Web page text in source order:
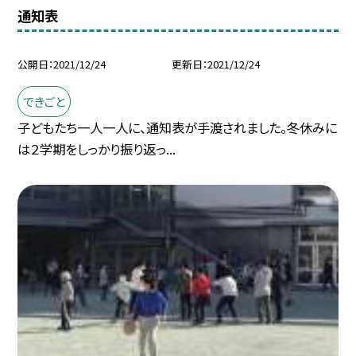
通知表
公開日 2021/12/24 更新日 2021/12/24
できごと
子どもたち一人一人に、通知表が手渡されました。冬休みに
は２学期をしっかり振り返っ...